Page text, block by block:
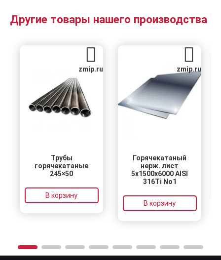
Другие товары нашего производства
zmip.ru
Трубы
горячекатаные
245×50
В корзину
zmip.ru
Горячекатаный
нерж. лист
5х1500х6000 AISI
316Ti No1
В корзину